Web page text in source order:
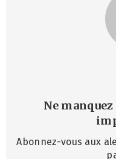
Ne
Abonnez-vous aux